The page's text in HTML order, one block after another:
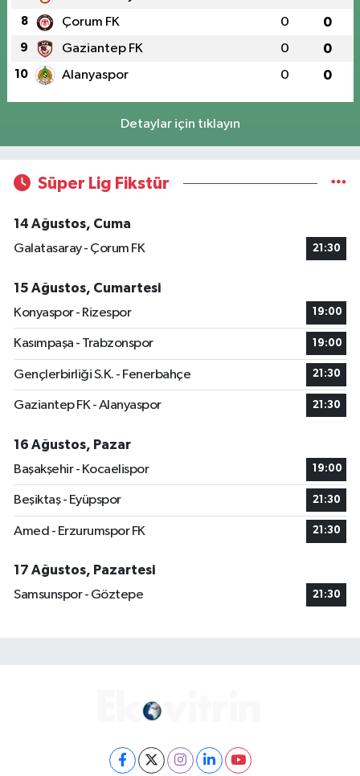
8 Çorum FK 0 0
9 Gaziantep FK 0 0
10 Alanyaspor 0 0
Detaylar için tıklayın
Süper Lig Fikstür
14 Ağustos, Cuma
Galatasaray - Çorum FK
21:30
15 Ağustos, Cumartesi
Konyaspor - Rizespor
19:00
Kasımpaşa - Trabzonspor 19:00
Gençlerbirliği S.K. - Fenerbahçe 21:30
Gaziantep FK - Alanyaspor 21:30
16 Ağustos, Pazar
Başakşehir - Kocaelispor
19:00
Beşiktaş - Eyüpspor 21:30
Amed - Erzurumspor FK 21:30
17 Ağustos, Pazartesi
Samsunspor - Göztepe
21:30